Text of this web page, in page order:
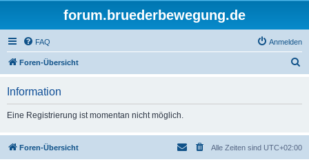
forum.bruederbewegung.de
FAQ Anmelden
Foren-Übersicht
Information
Eine Registrierung ist momentan nicht möglich.
Foren-Übersicht Alle Zeiten sind UTC+02:00